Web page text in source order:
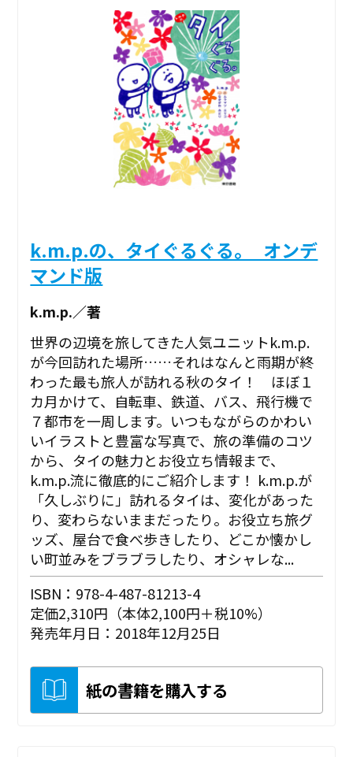
k.m.p.の、タイぐるぐる。_オンデ
マンド版
k.m.p.／著
世界の辺境を旅してきた人気ユニットk.m.p.
が今回訪れた場所……それはなんと雨期が終
わった最も旅人が訪れる秋のタイ！ ほぼ１
カ月かけて、自転車、鉄道、バス、飛行機で
７都市を一周します。いつもながらのかわい
いイラストと豊富な写真で、旅の準備のコツ
から、タイの魅力とお役立ち情報まで、
k.m.p.流に徹底的にご紹介します！ k.m.p.が
「久しぶりに」訪れるタイは、変化があった
り、変わらないままだったり。お役立ち旅グ
ッズ、屋台で食べ歩きしたり、どこか懐かし
い町並みをブラブラしたり、オシャレな...
ISBN：978-4-487-81213-4
定価2,310円（本体2,100円＋税10%）
発売年月日：2018年12月25日
紙の書籍を購入する